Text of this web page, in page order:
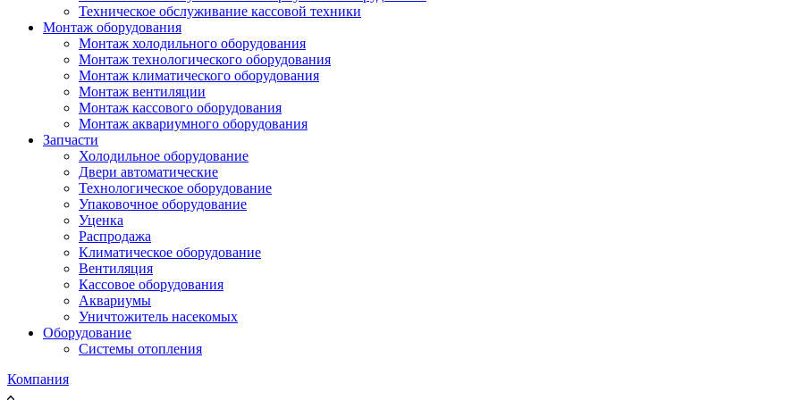
Техническое обслуживание кассовой техники
Монтаж оборудования
Монтаж холодильного оборудования
Монтаж технологического оборудования
Монтаж климатического оборудования
Монтаж вентиляции
Монтаж кассового оборудования
Монтаж аквариумного оборудования
Запчасти
Холодильное оборудование
Двери автоматические
Технологическое оборудование
Упаковочное оборудование
Уценка
Распродажа
Климатическое оборудование
Вентиляция
Кассовое оборудования
Аквариумы
Уничтожитель насекомых
Оборудование
Системы отопления
Компания